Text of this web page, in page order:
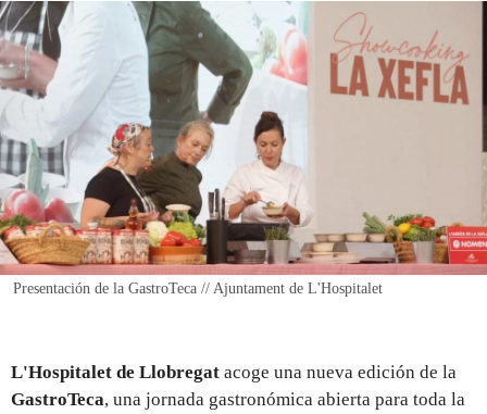
INICIAR SESIÓN
Presentación de la GastroTeca // Ajuntament de L'Hospitalet
L'Hospitalet de Llobregat acoge una nueva edición de la
GastroTeca, una jornada gastronómica abierta para toda la